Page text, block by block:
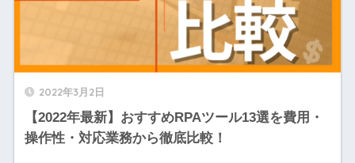
2022年3月2日
【2022年最新】おすすめRPAツール13選を費用・
操作性・対応業務から徹底比較！